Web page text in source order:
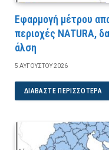
Εφαρμογή μέτρου
περιοχές NATURA,
άλση
5 ΑΥΓΟΎΣΤΟΥ 2026
ΔΙΑΒΆΣΤΕ ΠΕΡΙΣΣΌΤΕΡΑ